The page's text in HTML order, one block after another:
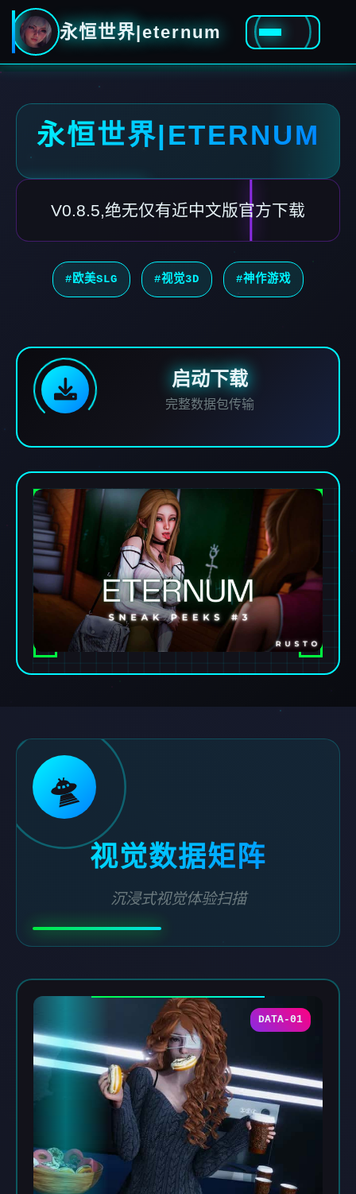
永恒世界|eternum
永恒世界|ETERNUM
V0.8.5,绝无仅有近中文版官方下载
#欧美SLG #视觉3D #神作游戏
启动下载
完整数据包传输
🛸
视觉数据矩阵
沉浸式视觉体验扫描
DATA-01